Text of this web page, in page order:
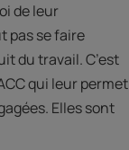
de leur
pas se faire
du travail. C’est
qui leur permet
Elles sont